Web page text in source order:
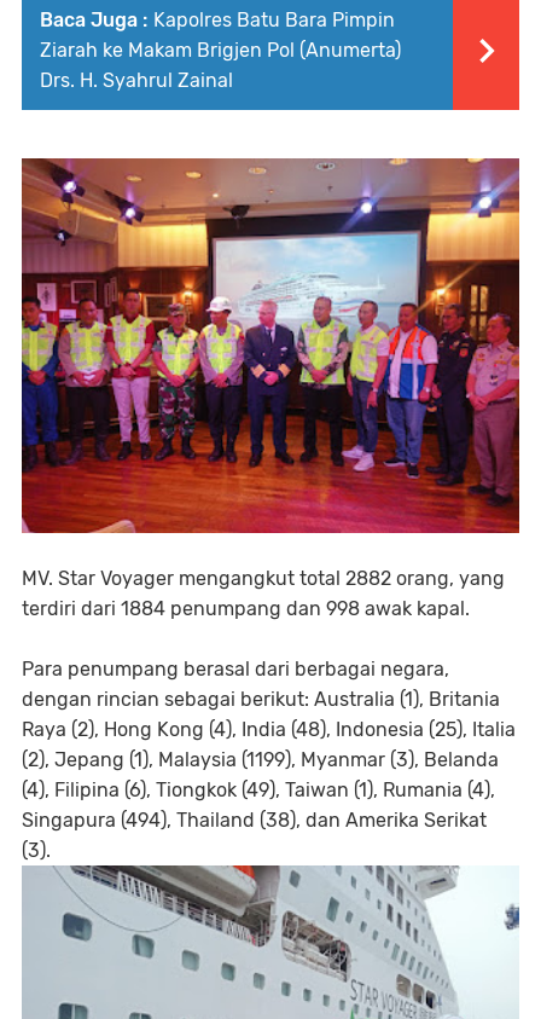
Baca Juga : Kapolres Batu Bara Pimpin
Ziarah ke Makam Brigjen Pol (Anumerta)
Drs. H. Syahrul Zainal
MV. Star Voyager mengangkut total 2882 orang, yang
terdiri dari 1884 penumpang dan 998 awak kapal.
Para penumpang berasal dari berbagai negara,
dengan rincian sebagai berikut: Australia (1), Britania
Raya (2), Hong Kong (4), India (48), Indonesia (25), Italia
(2), Jepang (1), Malaysia (1199), Myanmar (3), Belanda
(4), Filipina (6), Tiongkok (49), Taiwan (1), Rumania (4),
Singapura (494), Thailand (38), dan Amerika Serikat
(3).